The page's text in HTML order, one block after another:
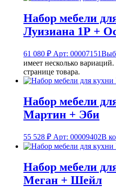
Набор мебели
Луизиана 1Р +
61 080 ₽ Арт: 00007151
имеет несколько
странице товара.
Набор мебели
Мартин + Эби
55 528 ₽ Арт: 00009402В
Набор мебели
Меган + Шейл